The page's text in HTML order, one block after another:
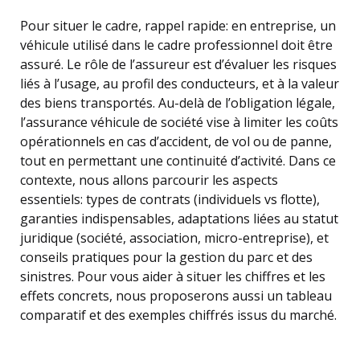
Pour situer le cadre, rappel rapide: en entreprise, un
véhicule utilisé dans le cadre professionnel doit être
assuré. Le rôle de l’assureur est d’évaluer les risques
liés à l’usage, au profil des conducteurs, et à la valeur
des biens transportés. Au-delà de l’obligation légale,
l’assurance véhicule de société vise à limiter les coûts
opérationnels en cas d’accident, de vol ou de panne,
tout en permettant une continuité d’activité. Dans ce
contexte, nous allons parcourir les aspects
essentiels: types de contrats (individuels vs flotte),
garanties indispensables, adaptations liées au statut
juridique (société, association, micro-entreprise), et
conseils pratiques pour la gestion du parc et des
sinistres. Pour vous aider à situer les chiffres et les
effets concrets, nous proposerons aussi un tableau
comparatif et des exemples chiffrés issus du marché.